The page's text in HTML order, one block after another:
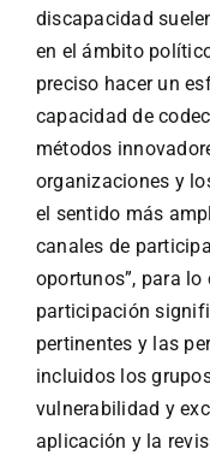
discapacidad
en el ámbito
preciso hacer un
capacidad de
métodos
organizaciones y
el sentido más
canales de
oportunos”, para lo
participación
pertinentes y las
incluidos los
vulnerabilidad y
aplicación y la